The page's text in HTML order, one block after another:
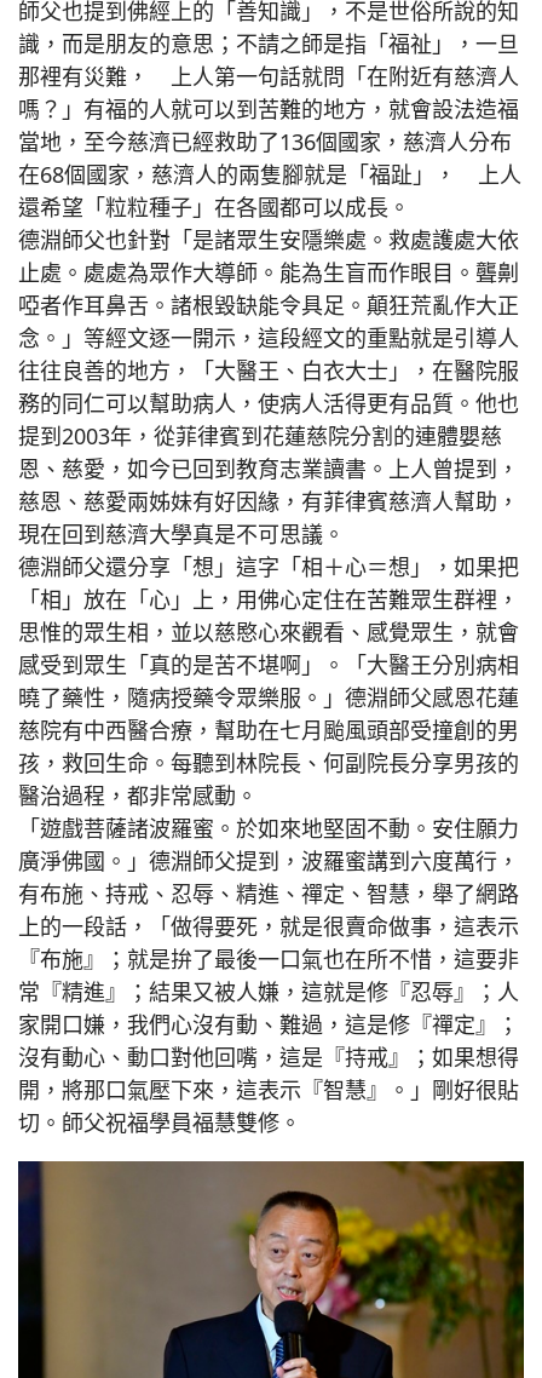
師父也提到佛經上的「善知識」，不是世俗所說的知
識，而是朋友的意思；不請之師是指「福祉」，一旦
那裡有災難， 上人第一句話就問「在附近有慈濟人
嗎？」有福的人就可以到苦難的地方，就會設法造福
當地，至今慈濟已經救助了136個國家，慈濟人分布
在68個國家，慈濟人的兩隻腳就是「福趾」， 上人
還希望「粒粒種子」在各國都可以成長。
德淵師父也針對「是諸眾生安隱樂處。救處護處大依
止處。處處為眾作大導師。能為生盲而作眼目。聾劓
啞者作耳鼻舌。諸根毀缺能令具足。顛狂荒亂作大正
念。」等經文逐一開示，這段經文的重點就是引導人
往往良善的地方，「大醫王、白衣大士」，在醫院服
務的同仁可以幫助病人，使病人活得更有品質。他也
提到2003年，從菲律賓到花蓮慈院分割的連體嬰慈
恩、慈愛，如今已回到教育志業讀書。上人曾提到，
慈恩、慈愛兩姊妹有好因緣，有菲律賓慈濟人幫助，
現在回到慈濟大學真是不可思議。
德淵師父還分享「想」這字「相＋心＝想」，如果把
「相」放在「心」上，用佛心定住在苦難眾生群裡，
思惟的眾生相，並以慈愍心來觀看、感覺眾生，就會
感受到眾生「真的是苦不堪啊」。「大醫王分別病相
曉了藥性，隨病授藥令眾樂服。」德淵師父感恩花蓮
慈院有中西醫合療，幫助在七月颱風頭部受撞創的男
孩，救回生命。每聽到林院長、何副院長分享男孩的
醫治過程，都非常感動。
「遊戲菩薩諸波羅蜜。於如來地堅固不動。安住願力
廣淨佛國。」德淵師父提到，波羅蜜講到六度萬行，
有布施、持戒、忍辱、精進、禪定、智慧，舉了網路
上的一段話，「做得要死，就是很賣命做事，這表示
『布施』；就是拚了最後一口氣也在所不惜，這要非
常『精進』；結果又被人嫌，這就是修『忍辱』；人
家開口嫌，我們心沒有動、難過，這是修『禪定』；
沒有動心、動口對他回嘴，這是『持戒』；如果想得
開，將那口氣壓下來，這表示『智慧』。」剛好很貼
切。師父祝福學員福慧雙修。